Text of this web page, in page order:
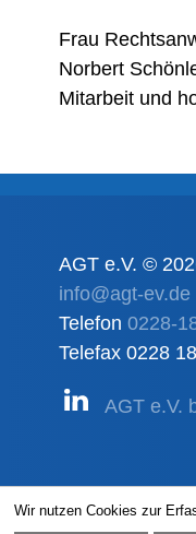
Frau
Norbert
Mitarbeit und
AGT e.V. ©
info@agt-ev.de
Telefon 0228-
Telefax 0228
AGT e.V.
Wir nutzen Cookies zur